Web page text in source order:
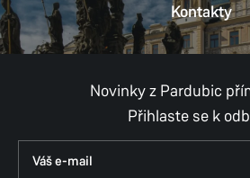
Kontakty
Novinky z Pardubic
Přihlaste se k